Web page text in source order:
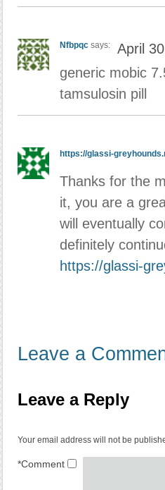
Nfbpqc says:
April
generic mobic
tamsulosin pill
https://glassi-
Thanks for the
it, you are a
will eventually
definitely
https://glassi-
Leave a
Leave a Reply
Your email address will not be
Comment
*